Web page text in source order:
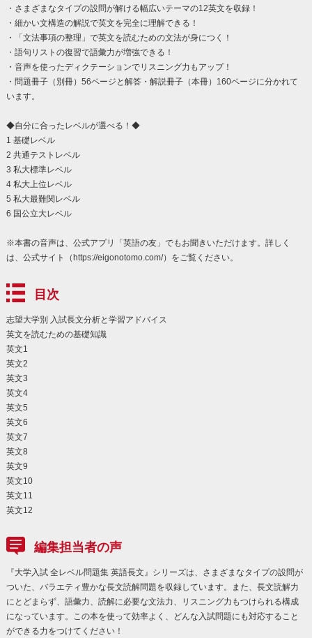
・さまざまなタイプの設問が解ける幅広いテーマの12英文を収録！
・細かい文構造の解説で英文を完全に理解できる！
・「文法事項の整理」で英文を読むための文法が身につく！
・語句リストの復習で語彙力が増強できる！
・音声を使ったディクテーションでリスニング力もアップ！
・問題冊子（別冊）56ページと解答・解説冊子（本冊）160ページに分かれて
います。
◆自分に合ったレベルが選べる！◆
1 基礎レベル
2 共通テストレベル
3 私大標準レベル
4 私大上位レベル
5 私大最難関レベル
6 国公立大レベル
※本書の音声は、公式アプリ「英語の友」でもお聞きいただけます。詳しく
は、公式サイト（https://eigonotomo.com/）をご覧ください。
目次
志望大学別 入試長文分析と学習アドバイス
英文を読むための基礎知識
英文1
英文2
英文3
英文4
英文5
英文6
英文7
英文8
英文9
英文10
英文11
英文12
編集担当者の声
『大学入試 全レベル問題集 英語長文』シリーズは、さまざまなタイプの設問が
ついた、バラエティ豊かな長文読解問題を収録しています。また、長文読解力
にとどまらず、語彙力、読解に必要な文法力、リスニング力もつけられる構成
になっています。この本を使って効率よく、どんな入試問題にも対応すること
ができる力をつけてください！